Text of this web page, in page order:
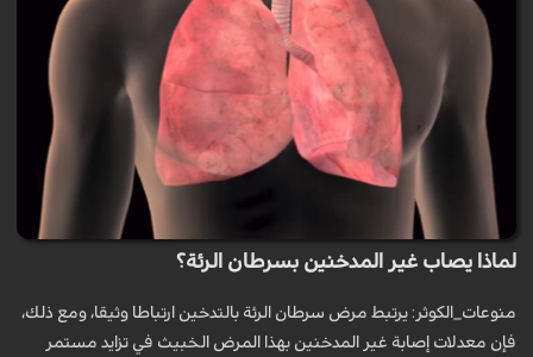
لماذا يصاب غير المدخنين بسرطان الرئة؟
منوعات_الكوثر: يرتبط مرض سرطان الرئة بالتدخين ارتباطا وثيقا، ومع ذلك،
فإن معدلات إصابة غير المدخنين بهذا المرض الخبيث في تزايد مستمر